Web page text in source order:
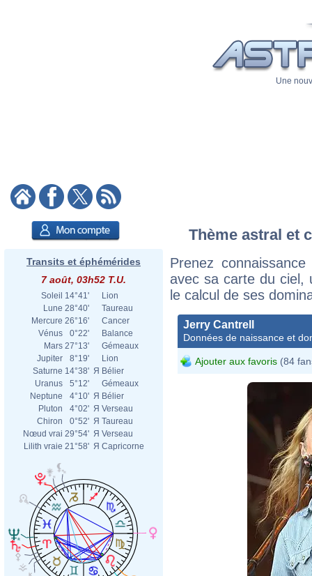
Une
Transits et éphémérides
7 août, 03h52 T.U.
Soleil 14°41'
Lion
Lune 28°40'
Taureau
Mercure 26°16'
Cancer
Vénus
0°22'
Balance
Mars 27°13'
Gémeaux
Jupiter
8°19'
Lion
Saturne 14°38' Я Bélier
Uranus
5°12'
Gémeaux
Neptune
4°10' Я Bélier
Pluton
4°02' Я Verseau
Chiron
0°52' Я Taureau
Nœud vrai 29°54' Я Verseau
Lilith vraie 21°58' Я Capricorne
Thème astral et
Prenez
avec sa carte du ciel,
le calcul de ses
Jerry Cantrell
Données de naissance et
Ajouter aux favoris (84